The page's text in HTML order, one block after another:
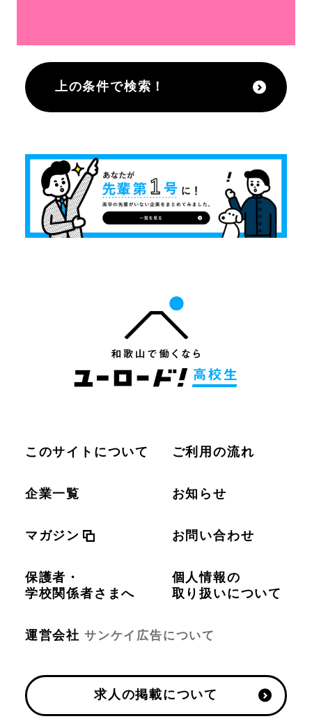
上の条件で検索！
このサイトについて ご利用の流れ
企業一覧 お知らせ
マガジン お問い合わせ
保護者・
学校関係者さまへ
個人情報の
取り扱いについて
運営会社 サンケイ広告について
求人の掲載について